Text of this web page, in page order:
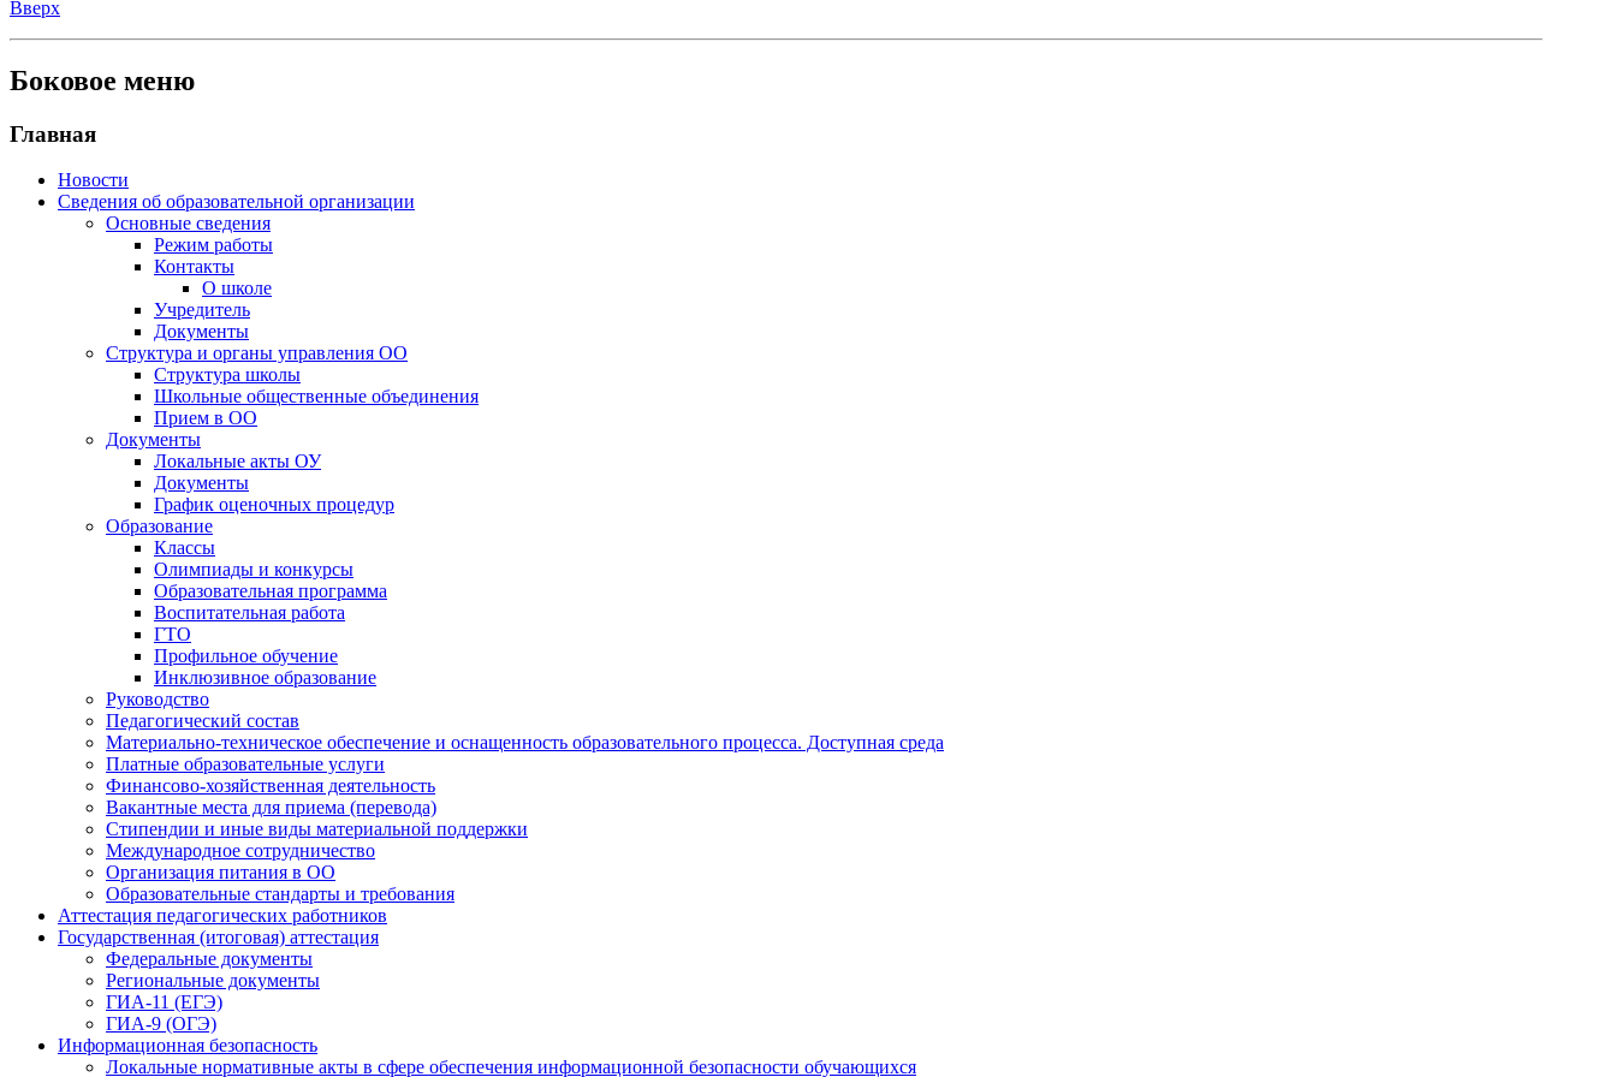
Вверх
Боковое меню
Главная
Новости
Сведения об образовательной организации
Основные сведения
Режим работы
Контакты
О школе
Учредитель
Документы
Структура и органы управления ОО
Структура школы
Школьные общественные объединения
Прием в ОО
Документы
Локальные акты ОУ
Документы
График оценочных процедур
Образование
Классы
Олимпиады и конкурсы
Образовательная программа
Воспитательная работа
ГТО
Профильное обучение
Инклюзивное образование
Руководство
Педагогический состав
Материально-техническое обеспечение и оснащенность образовательного процесса. Доступная среда
Платные образовательные услуги
Финансово-хозяйственная деятельность
Вакантные места для приема (перевода)
Стипендии и иные виды материальной поддержки
Международное сотрудничество
Организация питания в ОО
Образовательные стандарты и требования
Аттестация педагогических работников
Государственная (итоговая) аттестация
Федеральные документы
Региональные документы
ГИА-11 (ЕГЭ)
ГИА-9 (ОГЭ)
Информационная безопасность
Локальные нормативные акты в сфере обеспечения информационной безопасности обучающихся